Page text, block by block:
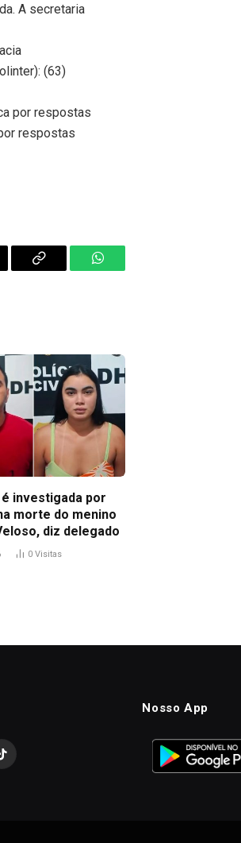
A secretaria
(63)
por respostas
respostas
Copy
WhatsApp
investigada por
morte do menino
diz delegado
0 Visitas
TikTok
Nosso App